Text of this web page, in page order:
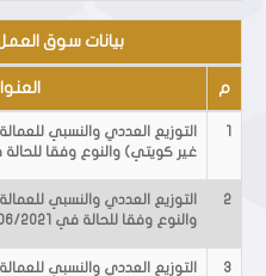
بيانات سوق العمل فى 30/
م
1
التوزيع العددي والنسبي
غير كويتي) والنوع وفقا للحالة في 30/
2
التوزيع العددي والنسبي
والنوع وفقا للحالة في 30/06/2021
3